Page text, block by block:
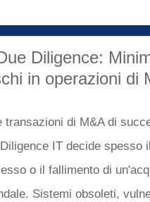
Diligence:
in operazioni di
transazioni di M&A di
IT decide spesso il
o il fallimento di
Sistemi obsoleti,